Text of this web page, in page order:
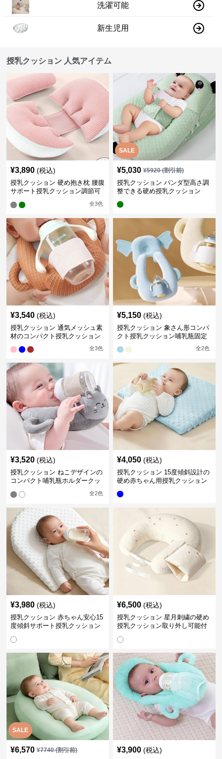
洗濯可能
新生児用
授乳クッション 人気アイテム
¥3,890 (税込)
授乳クッション 硬め抱き枕 腰腹
サポート授乳クッション調節可
全3色
SALE
¥5,030 ¥5920(割引前)
授乳クッション パンダ型高さ調
整できる硬め授乳クッション
¥3,540 (税込)
授乳クッション 通気メッシュ素
材のコンパクト授乳クッション
全3色
¥5,150 (税込)
授乳クッション 象さん形コンパ
クト授乳クッション哺乳瓶固定
全2色
¥3,520 (税込)
授乳クッション ねこデザインの
コンパクト哺乳瓶ホルダークッ
全2色
¥4,050 (税込)
授乳クッション 15度傾斜設計の
硬め赤ちゃん用授乳クッション
¥3,980 (税込)
授乳クッション 赤ちゃん安心15
度傾斜サポート授乳クッション
¥6,500 (税込)
授乳クッション 星月刺繍の硬め
授乳クッション取り外し可能付
SALE
¥6,570 ¥7740(割引前) ¥3,900 (税込)